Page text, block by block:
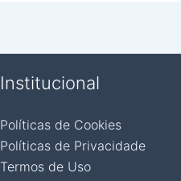
Institucional
Políticas de Cookies
Políticas de Privacidade
Termos de Uso